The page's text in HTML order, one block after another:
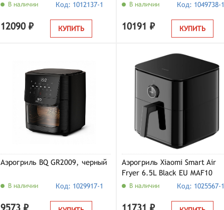
В наличии Код: 1012137-1
12090 ₽ КУПИТЬ
В наличии Код: 1049738-1
10191 ₽ КУПИТЬ
Аэрогриль BQ GR2009, черный
В наличии Код: 1029917-1
9573 ₽
Аэрогриль Xiaomi Smart Air
Fryer 6.5L Black EU MAF10
(BHR7357EU)
В наличии Код: 1025567-1
11731 ₽